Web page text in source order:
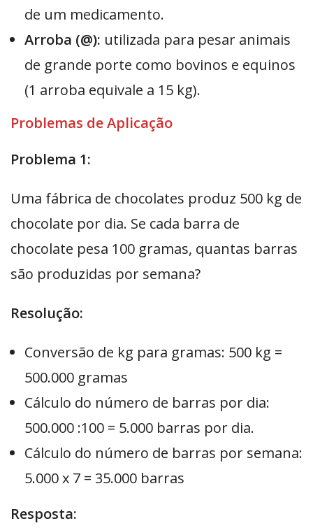
de um medicamento.
Arroba (@): utilizada para pesar animais
de grande porte como bovinos e equinos
(1 arroba equivale a 15 kg).
Problemas de Aplicação
Problema 1:
Uma fábrica de chocolates produz 500 kg de
chocolate por dia. Se cada barra de
chocolate pesa 100 gramas, quantas barras
são produzidas por semana?
Resolução:
Conversão de kg para gramas: 500 kg =
500.000 gramas
Cálculo do número de barras por dia:
500.000 :100 = 5.000 barras por dia.
Cálculo do número de barras por semana:
5.000 x 7 = 35.000 barras
Resposta: